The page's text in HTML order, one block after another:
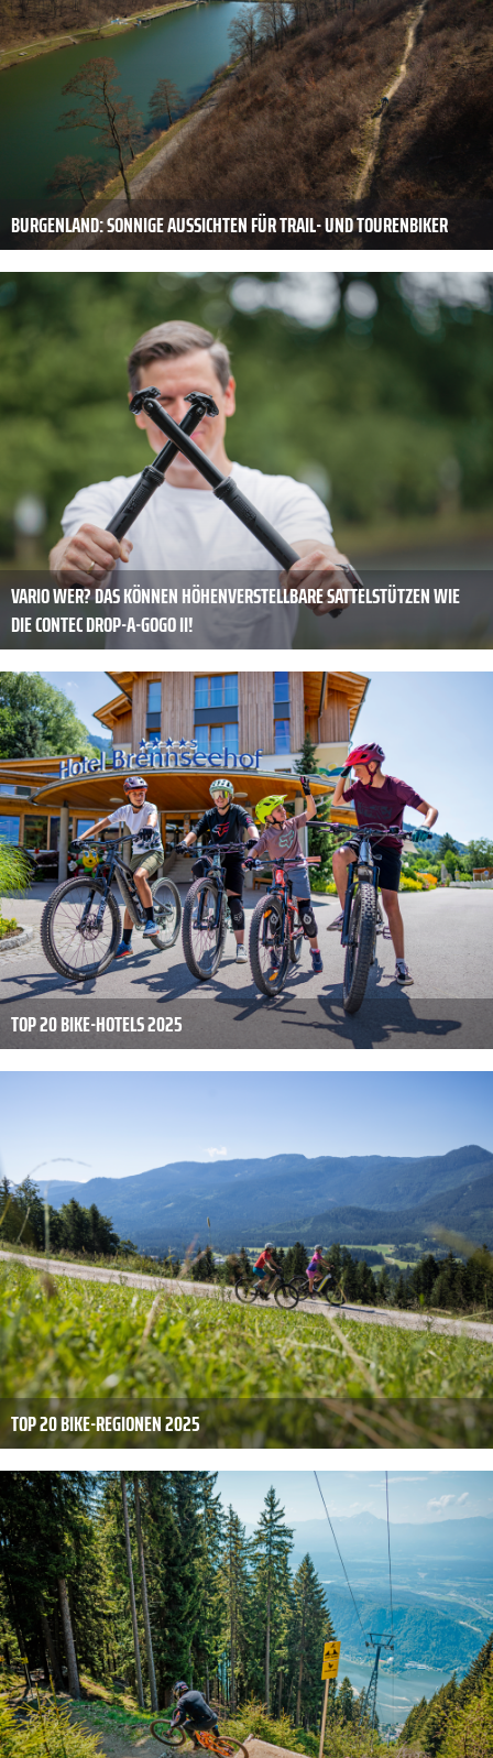
BURGENLAND: SONNIGE AUSSICHTEN FÜR TRAIL- UND TOURENBIKER
VARIO WER? DAS KÖNNEN HÖHENVERSTELLBARE SATTELSTÜTZEN WIE
DIE CONTEC DROP-A-GOGO II!
TOP 20 BIKE-HOTELS 2025
TOP 20 BIKE-REGIONEN 2025